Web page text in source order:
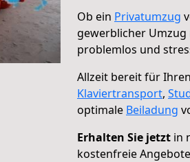
Ob ein Privatumzug
gewerblicher Umzug
problemlos und
Allzeit bereit für Ihren
Klaviertransport,
optimale Beiladung
Erhalten Sie jetzt in
kostenfreie